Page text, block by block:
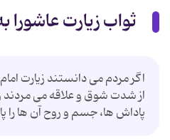
ثواب زیارت عاشورا
اگر مردم می دانستند زیارت
از شدت شوق و علاقه می
پاداش ها، جسم و روح آن ها را